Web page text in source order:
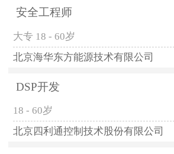
安全工程师
大专 18 - 60岁
北京海华东方能源技术有限公司
DSP开发
18 - 60岁
北京四利通控制技术股份有限公司